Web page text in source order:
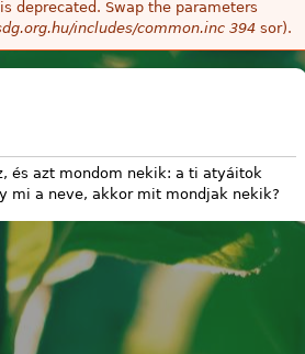
deprecated. Swap the parameters
includes/common.inc 394 sor).
és azt mondom nekik: a ti atyáitok
mi a neve, akkor mit mondjak nekik?